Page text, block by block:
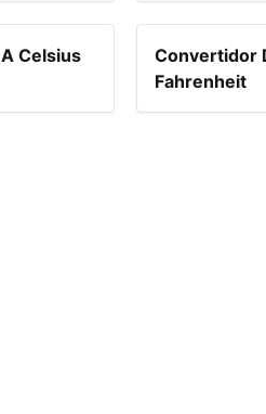
Celsius
Convertidor
Fahrenheit